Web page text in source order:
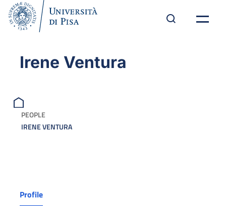
Irene Ventura
PEOPLE
IRENE VENTURA
Profile